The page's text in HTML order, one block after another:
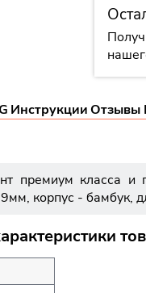
ИнструкцииОтзывы
класса и
корпус - бамбук,